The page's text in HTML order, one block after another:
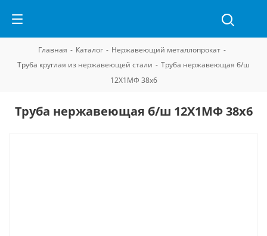
Главная - Каталог - Нержавеющий металлопрокат -
Труба круглая из нержавеющей стали - Труба нержавеющая б/ш
12Х1МФ 38х6
Труба нержавеющая б/ш 12Х1МФ 38х6